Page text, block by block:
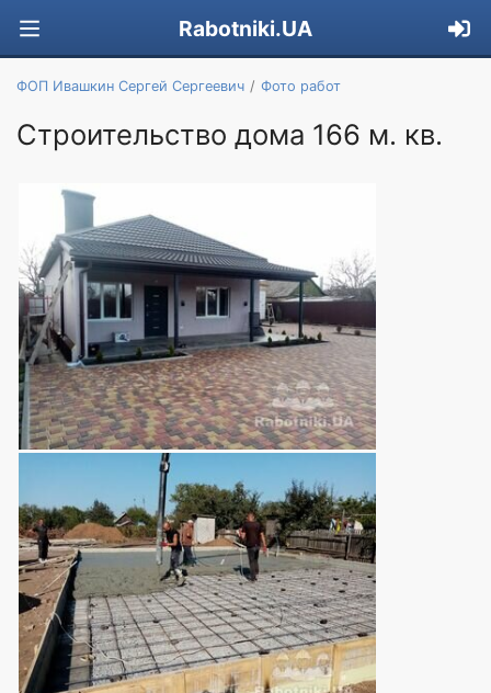
Rabotniki.UA
ФОП Ивашкин Сергей Сергеевич Фото работ
Строительство дома 166 м. кв.